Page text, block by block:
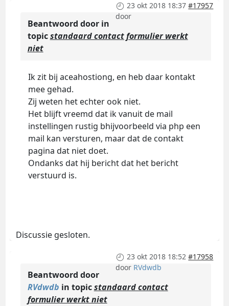
23 okt 2018 18:37 #17957
door
Beantwoord door in
topicstandaard contact formulier werkt
niet
Ik zit bij aceahostiong, en heb daar kontakt
mee gehad.
Zij weten het echter ook niet.
Het blijft vreemd dat ik vanuit de mail
instellingen rustig bhijvoorbeeld via php een
mail kan versturen, maar dat de contakt
pagina dat niet doet.
Ondanks dat hij bericht dat het bericht
verstuurd is.
Discussie gesloten.
23 okt 2018 18:52 #17958
door RVdwdb
Beantwoord door
RVdwdb in topicstandaard contact
formulier werkt niet